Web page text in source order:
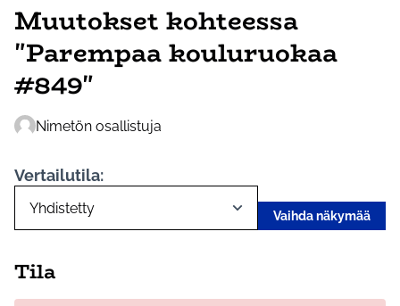
Muutokset kohteessa
"Parempaa kouluruokaa
#849"
Nimetön osallistuja
Vertailutila:
Vaihda näkymää
Tila